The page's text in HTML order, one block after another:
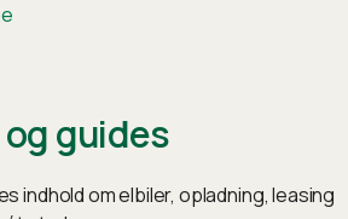
guides
indhold om elbiler, opladning, leasing